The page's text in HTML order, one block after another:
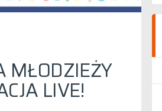
MŁODZIEŻY
LIVE!